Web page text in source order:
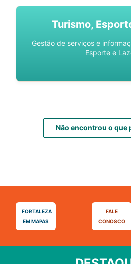
Turismo,
Gestão de serviços e
Esporte e
Não encontrou o que
FORTALEZA
EM MAPAS
FALE
CONOSCO